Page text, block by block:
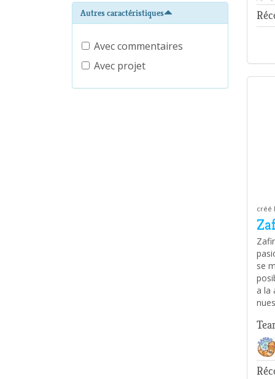
Autres caractéristiques
Avec commentaires
Avec projet
créé
se
a la